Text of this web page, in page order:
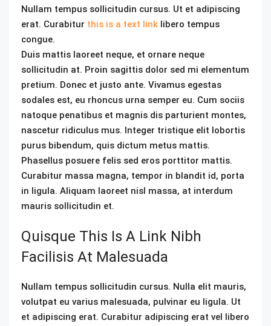
Nullam tempus sollicitudin cursus. Ut et adipiscing
erat. Curabitur this is a text link libero tempus
congue.
Duis mattis laoreet neque, et ornare neque
sollicitudin at. Proin sagittis dolor sed mi elementum
pretium. Donec et justo ante. Vivamus egestas
sodales est, eu rhoncus urna semper eu. Cum sociis
natoque penatibus et magnis dis parturient montes,
nascetur ridiculus mus. Integer tristique elit lobortis
purus bibendum, quis dictum metus mattis.
Phasellus posuere felis sed eros porttitor mattis.
Curabitur massa magna, tempor in blandit id, porta
in ligula. Aliquam laoreet nisl massa, at interdum
mauris sollicitudin et.
Quisque This Is A Link Nibh
Facilisis At Malesuada
Nullam tempus sollicitudin cursus. Nulla elit mauris,
volutpat eu varius malesuada, pulvinar eu ligula. Ut
et adipiscing erat. Curabitur adipiscing erat vel libero